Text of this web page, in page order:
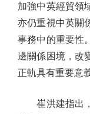
加強中英經貿領
亦仍重視中英關
事務中的重要性
邊關係困境，改
正軌具有重要意
崔洪建指出，